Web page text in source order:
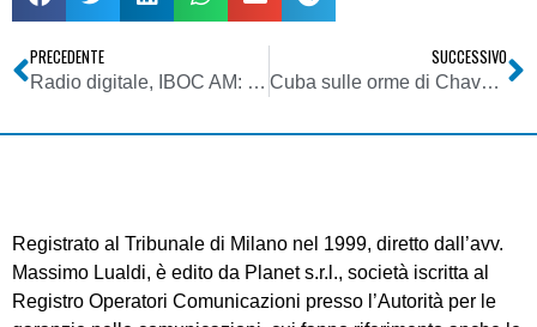
PRECEDENTE
Radio digitale, IBOC AM: Citadel spegne il digitale notturno
SUCCESSIVO
Cuba sulle orme di Chavez: sceglie di appoggiare il mondo open source
Registrato al Tribunale di Milano nel 1999, diretto dall’avv.
Massimo Lualdi, è edito da Planet s.r.l., società iscritta al
Registro Operatori Comunicazioni presso l’Autorità per le